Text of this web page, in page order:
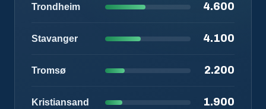
Trondheim 4.600
Stavanger 4.100
Tromsø 2.200
Kristiansand 1.900